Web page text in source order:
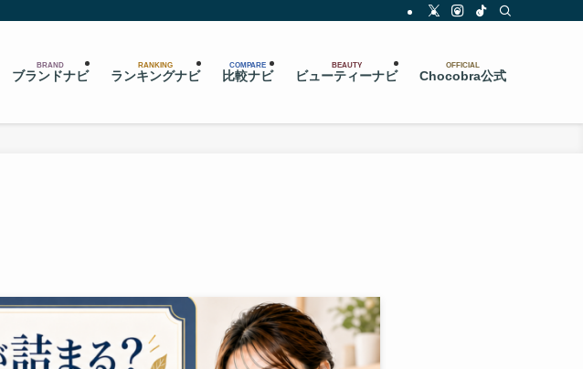
BRAND
ブランドナビ
RANKING
ランキングナビ
COMPARE
比較ナビ
BEAUTY
ビューティーナビ
OFFICIAL
Chocobra公式